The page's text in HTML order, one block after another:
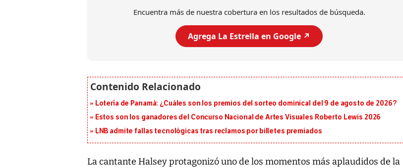
Encuentra más de nuestra cobertura en los resultados de búsqueda.
Agrega La Estrella en Google ↗️
Lotería de Panamá: ¿Cuáles son los premios del sorteo dominical del 9 de agosto de 2026?
Estos son los ganadores del Concurso Nacional de Artes Visuales Roberto Lewis 2026
LNB admite fallas tecnológicas tras reclamos por billetes premiados
La cantante Halsey protagonizó uno de los momentos más aplaudidos de la
7,1 se registró este martes 28 de
julio en la prefectura de Kumamoto,
al sur de Japón, provocando una